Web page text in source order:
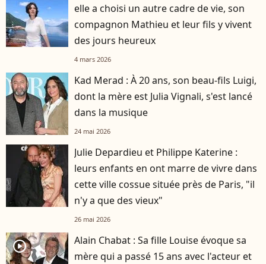
elle a choisi un autre cadre de vie, son
compagnon Mathieu et leur fils y vivent
des jours heureux
4 mars 2026
Kad Merad : À 20 ans, son beau-fils Luigi,
dont la mère est Julia Vignali, s'est lancé
dans la musique
24 mai 2026
Julie Depardieu et Philippe Katerine :
leurs enfants en ont marre de vivre dans
cette ville cossue située près de Paris, "il
n'y a que des vieux"
26 mai 2026
player2
Alain Chabat : Sa fille Louise évoque sa
mère qui a passé 15 ans avec l'acteur et